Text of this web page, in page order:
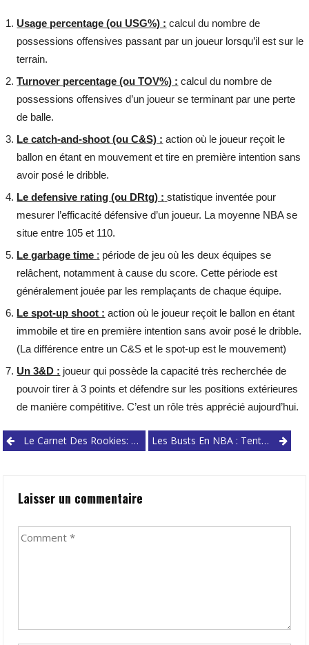
Usage percentage (ou USG%) : calcul du nombre de
possessions offensives passant par un joueur lorsqu’il est sur le
terrain.
Turnover percentage (ou TOV%) : calcul du nombre de
possessions offensives d’un joueur se terminant par une perte
de balle.
Le catch-and-shoot (ou C&S) : action où le joueur reçoit le
ballon en étant en mouvement et tire en première intention sans
avoir posé le dribble.
Le defensive rating (ou DRtg) : statistique inventée pour
mesurer l’efficacité défensive d’un joueur. La moyenne NBA se
situe entre 105 et 110.
Le garbage time : période de jeu où les deux équipes se
relâchent, notamment à cause du score. Cette période est
généralement jouée par les remplaçants de chaque équipe.
Le spot-up shoot : action où le joueur reçoit le ballon en étant
immobile et tire en première intention sans avoir posé le dribble.
(La différence entre un C&S et le spot-up est le mouvement)
Un 3&D : joueur qui possède la capacité très recherchée de
pouvoir tirer à 3 points et défendre sur les positions extérieures
de manière compétitive. C’est un rôle très apprécié aujourd’hui.
PostLe Carnet Des Rookies: « Bubble Edition 2.0 » Les Busts En NBA : Tentative D’explication
Laisser un commentaire